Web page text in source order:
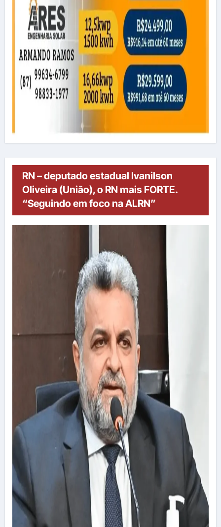
RN – deputado estadual Ivanilson
Oliveira (União), o RN mais FORTE.
“Seguindo em foco na ALRN”